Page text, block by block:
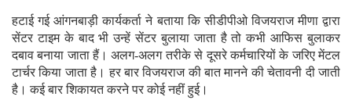
हटाई गई आंगनबाड़ी कार्यकर्ता ने बताया कि सीडीपीओ विजयराज मीणा द्वारा
सेंटर टाइम के बाद भी उन्हें सेंटर बुलाया जाता है तो कभी आफिस बुलाकर
दबाव बनाया जाता हैं। अलग-अलग तरीके से दूसरे कर्मचारियों के जरिए मेंटल
टार्चर किया जाता है। हर बार विजयराज की बात मानने की चेतावनी दी जाती
है। कई बार शिकायत करने पर कोई नहीं हुई।